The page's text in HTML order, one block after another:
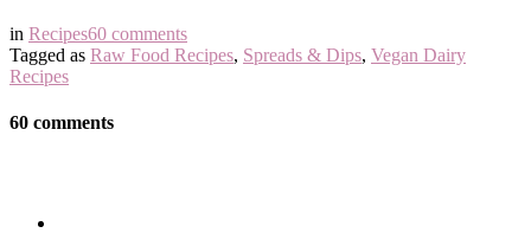
in Recipes60 comments
Tagged as Raw Food Recipes, Spreads & Dips, Vegan Dairy
Recipes
60 comments